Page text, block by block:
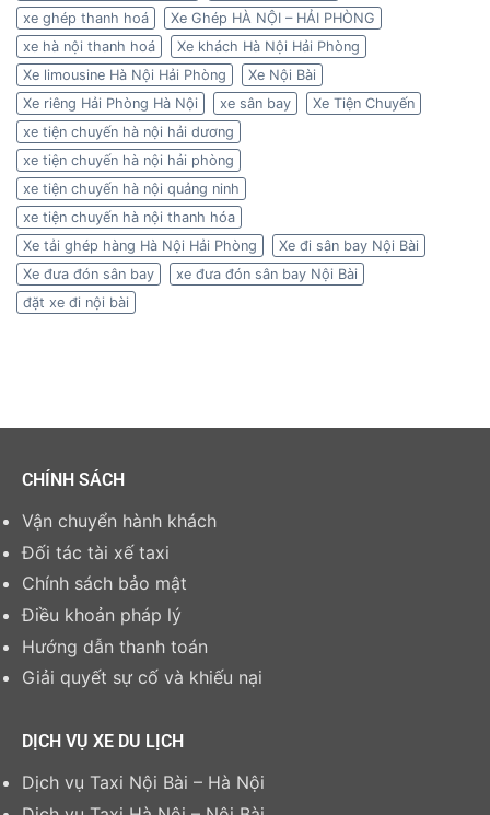
xe ghép thanh hoá
Xe Ghép HÀ NỘI – HẢI PHÒNG
xe hà nội thanh hoá
Xe khách Hà Nội Hải Phòng
Xe limousine Hà Nội Hải Phòng
Xe Nội Bài
Xe riêng Hải Phòng Hà Nội
xe sân bay
Xe Tiện Chuyến
xe tiện chuyến hà nội hải dương
xe tiện chuyến hà nội hải phòng
xe tiện chuyến hà nội quảng ninh
xe tiện chuyến hà nội thanh hóa
Xe tải ghép hàng Hà Nội Hải Phòng
Xe đi sân bay Nội Bài
Xe đưa đón sân bay
xe đưa đón sân bay Nội Bài
đặt xe đi nội bài
CHÍNH SÁCH
Vận chuyển hành khách
Đối tác tài xế taxi
Chính sách bảo mật
Điều khoản pháp lý
Hướng dẫn thanh toán
Giải quyết sự cố và khiếu nại
DỊCH VỤ XE DU LỊCH
Dịch vụ Taxi Nội Bài – Hà Nội